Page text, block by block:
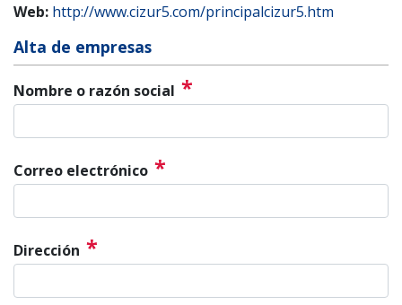
Web: http://www.cizur5.com/principalcizur5.htm
Alta de empresas
Nombre o razón social *
Correo electrónico *
Dirección *